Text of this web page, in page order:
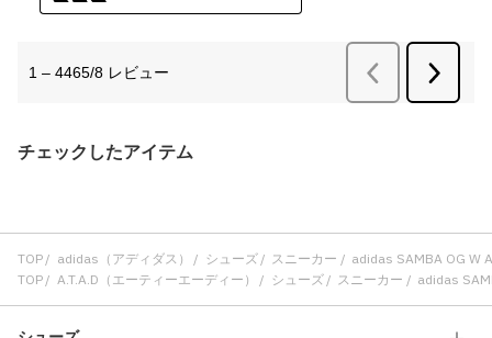
チェックしたアイテム
TOP adidas（アディダス） シューズ スニーカー
adidas SAMBA OG W
TOP
A.T.A.D（エーティーエーディー） シューズ スニーカー adidas